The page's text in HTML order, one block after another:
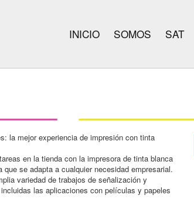
INICIO SOMOS SAT
la mejor experiencia de impresión con tinta
en la tienda con la impresora de tinta blanca
que se adapta a cualquier necesidad empresarial.
variedad de trabajos de señalización y
las aplicaciones con películas y papeles